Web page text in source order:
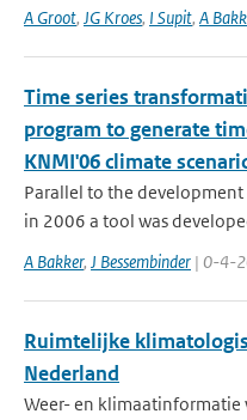
A Groot, JG Kroes, I Supit, A
Time series
program to generate
KNMI'06 climate
Parallel to the development
in 2006 a tool was
A Bakker, J Bessembinder | 0-4-
Ruimtelijke
Nederland
Weer- en klimaatinformatie